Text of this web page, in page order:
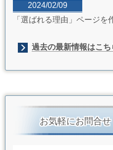
2024/02/09
「選ばれる理由」ページを
過去の最新情報はこち
お気軽にお問合